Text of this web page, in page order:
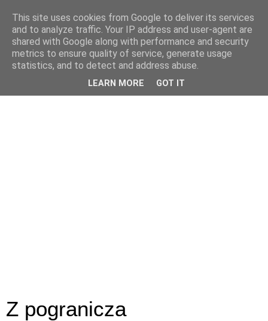
Z pogranicza
This site uses cookies from Google to deliver its services
and to analyze traffic. Your IP address and user-agent are
shared with Google along with performance and security
metrics to ensure quality of service, generate usage
statistics, and to detect and address abuse.
LEARN MORE GOT IT